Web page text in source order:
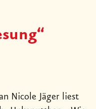
Nicole Jäger liest